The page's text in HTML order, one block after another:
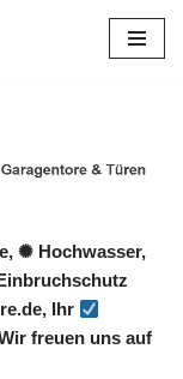
✺ Hochwasser,
Ihr
freuen uns auf